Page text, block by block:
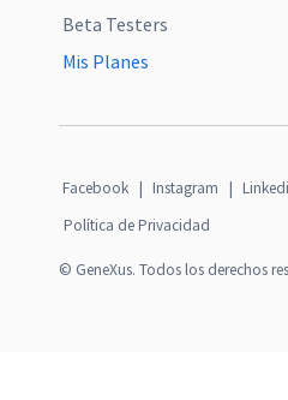
Beta Testers
Mis Planes
Facebook | Instagram |
Política de Privacidad
© GeneXus. Todos los derechos